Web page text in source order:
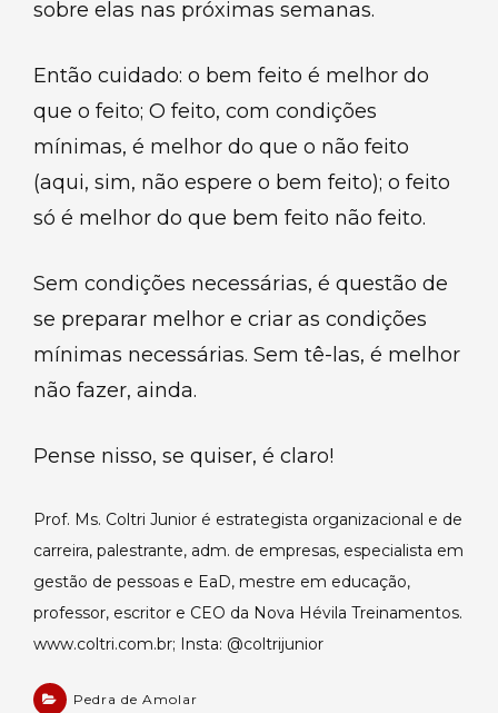
sobre elas nas próximas semanas.
Então cuidado: o bem feito é melhor do
que o feito; O feito, com condições
mínimas, é melhor do que o não feito
(aqui, sim, não espere o bem feito); o feito
só é melhor do que bem feito não feito.
Sem condições necessárias, é questão de
se preparar melhor e criar as condições
mínimas necessárias. Sem tê-las, é melhor
não fazer, ainda.
Pense nisso, se quiser, é claro!
Prof. Ms. Coltri Junior é estrategista organizacional e de
carreira, palestrante, adm. de empresas, especialista em
gestão de pessoas e EaD, mestre em educação,
professor, escritor e CEO da Nova Hévila Treinamentos.
www.coltri.com.br; Insta: @coltrijunior
Pedra de Amolar